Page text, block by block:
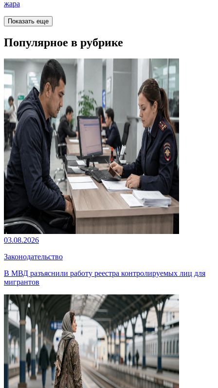
жара
Показать еще
Популярное в рубрике
03.08.2026
Законодательство
В МВД разъяснили работу реестра контролируемых лиц для
мигрантов